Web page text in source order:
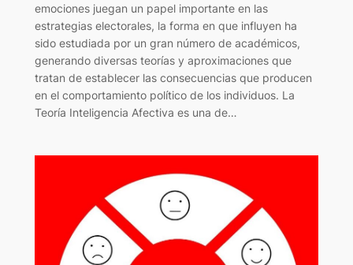
emociones juegan un papel importante en las
estrategias electorales, la forma en que influyen ha
sido estudiada por un gran número de académicos,
generando diversas teorías y aproximaciones que
tratan de establecer las consecuencias que producen
en el comportamiento político de los individuos. La
Teoría Inteligencia Afectiva es una de…